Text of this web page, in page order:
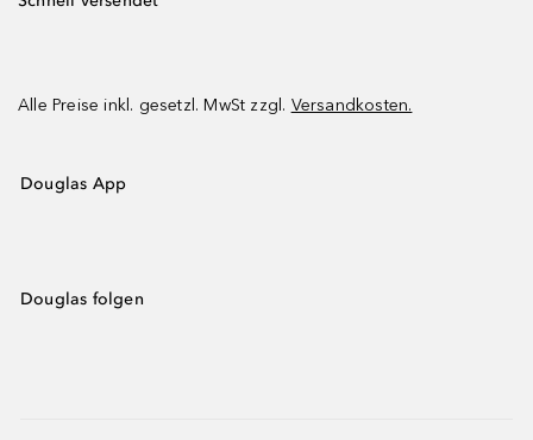
Alle Preise inkl. gesetzl. MwSt zzgl. Versandkosten.
Douglas App
Douglas folgen